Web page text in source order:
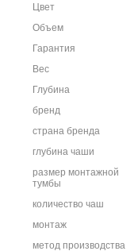
Цвет
Объем
Гарантия
Вес
Глубина
бренд
страна бренда
глубина чаши
размер монтажной
тумбы
количество чаш
монтаж
метод производства